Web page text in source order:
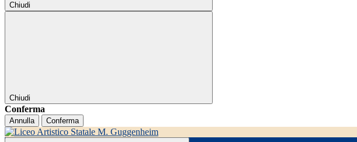
Chiudi
Chiudi
Conferma
Annulla Conferma